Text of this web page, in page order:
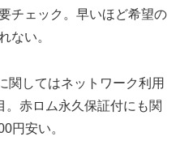
チェック。早いほど希望の
ない。
関してはネットワーク利用
赤ロム永久保証付にも関
円安い。